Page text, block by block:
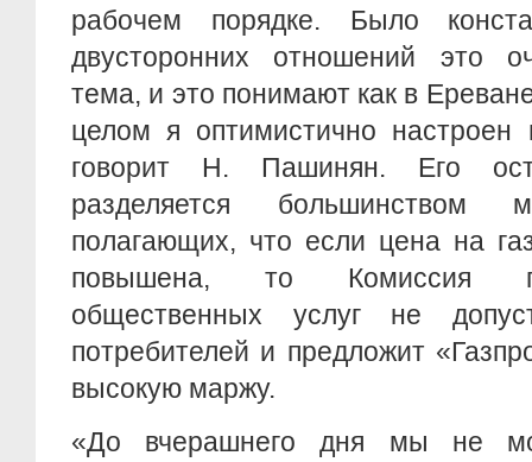
рабочем порядке. Было
двусторонних отношений это
тема, и это понимают как в
целом я оптимистично
говорит Н. Пашинян. Его
разделяется большинством
полагающих, что если цена на
повышена, то Комиссия
общественных услуг не
потребителей и предложит
высокую маржу.
«До вчерашнего дня мы не